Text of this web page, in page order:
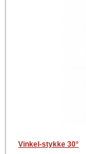
Vinkel-stykke 30°